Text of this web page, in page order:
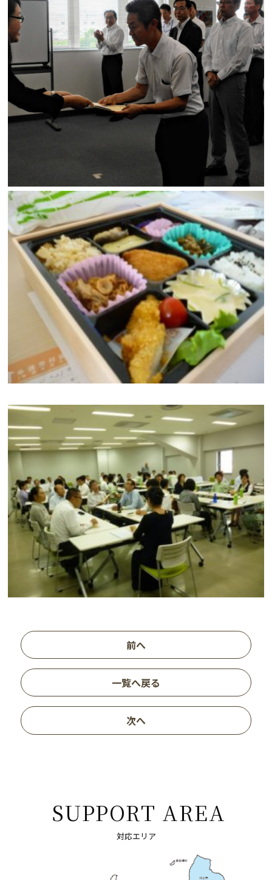
前へ
一覧へ戻る
次へ
SUPPORT AREA
対応エリア